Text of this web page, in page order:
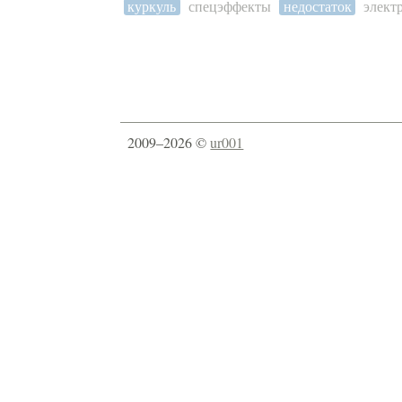
куркуль
спецэффекты недостаток
2009–2026 ©ur001